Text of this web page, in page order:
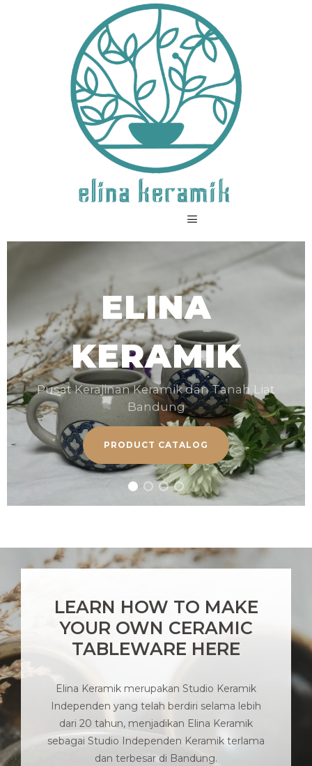
ELINA
KERAMIK
Pusat Kerajinan Keramik dan Tanah Liat
Bandung
PRODUCT CATALOG
LEARN HOW TO MAKE
YOUR OWN CERAMIC
TABLEWARE HERE
Elina Keramik merupakan Studio Keramik
Independen yang telah berdiri selama lebih
dari 20 tahun, menjadikan Elina Keramik
sebagai Studio Independen Keramik terlama
dan terbesar di Bandung.